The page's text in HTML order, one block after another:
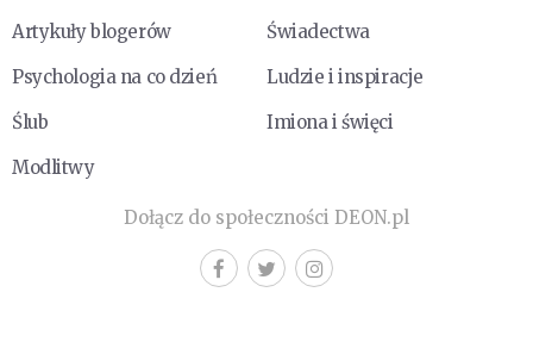
Artykuły blogerów
Świadectwa
Psychologia na co dzień
Ludzie i inspiracje
Ślub
Imiona i święci
Modlitwy
Dołącz do społeczności DEON.pl